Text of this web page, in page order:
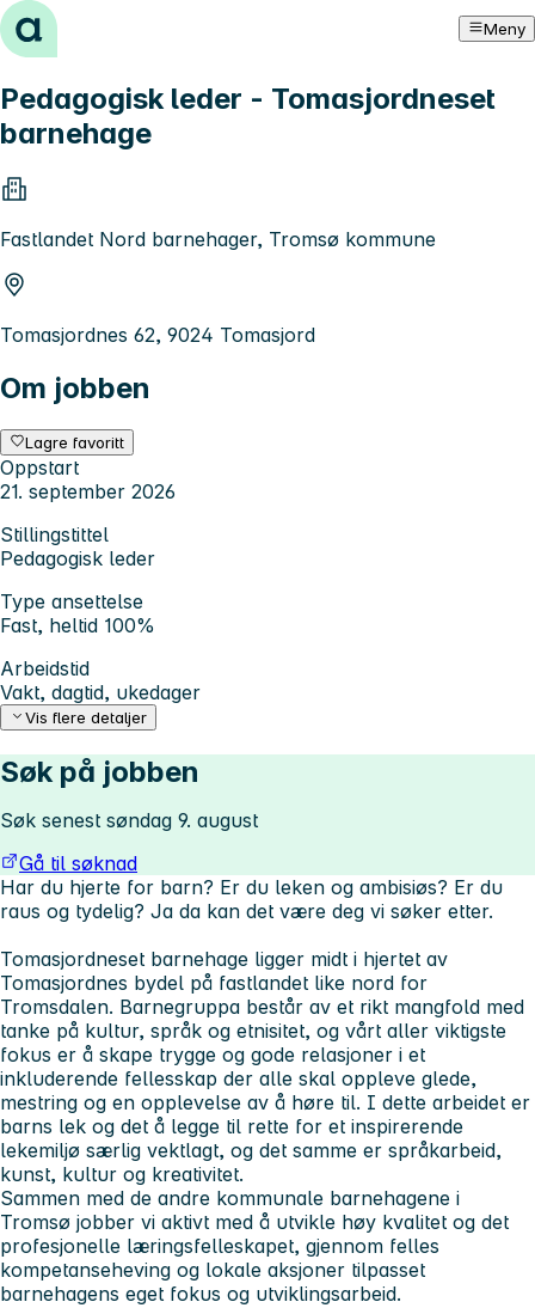
Hopp til innhold Meny
Pedagogisk leder - Tomasjordneset
barnehage
Fastlandet Nord barnehager, Tromsø kommune
Tomasjordnes 62, 9024 Tomasjord
Om jobben
Lagre favoritt
Oppstart
21. september 2026
Stillingstittel
Pedagogisk leder
Type ansettelse
Fast, heltid 100%
Arbeidstid
Vakt, dagtid, ukedager
Vis flere detaljer
Søk på jobben
Søk senest søndag 9. august
Gå til søknad
Har du hjerte for barn? Er du leken og ambisiøs? Er du
raus og tydelig? Ja da kan det være deg vi søker etter.
Tomasjordneset barnehage ligger midt i hjertet av
Tomasjordnes bydel på fastlandet like nord for
Tromsdalen. Barnegruppa består av et rikt mangfold med
tanke på kultur, språk og etnisitet, og vårt aller viktigste
fokus er å skape trygge og gode relasjoner i et
inkluderende fellesskap der alle skal oppleve glede,
mestring og en opplevelse av å høre til. I dette arbeidet er
barns lek og det å legge til rette for et inspirerende
lekemiljø særlig vektlagt, og det samme er språkarbeid,
kunst, kultur og kreativitet.
Sammen med de andre kommunale barnehagene i
Tromsø jobber vi aktivt med å utvikle høy kvalitet og det
profesjonelle læringsfelleskapet, gjennom felles
kompetanseheving og lokale aksjoner tilpasset
barnehagens eget fokus og utviklingsarbeid.